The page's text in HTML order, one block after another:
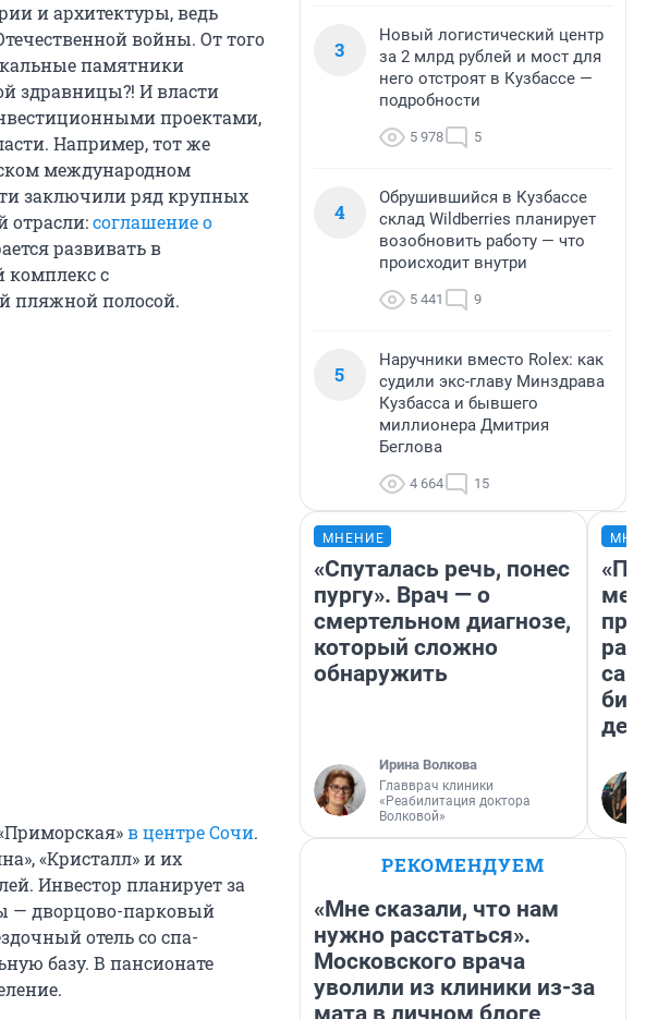
и архитектуры, ведь
войны. От того
памятники
здравницы?! И власти
проектами,
Например, тот же
международном
заключили ряд крупных
отрасли:соглашение о
развивать в
комплекс с
пляжной полосой.
в центре Сочи.
«Кристалл» и их
Инвестор планирует за
— дворцово-парковый
отель со спа-
базу. В пансионате
3
Новый логистический центр
за 2 млрд рублей и мост для
него отстроят в Кузбассе —
подробности
5 978 5
4
Обрушившийся в Кузбассе
склад Wildberries планирует
возобновить работу — что
происходит внутри
5 441 9
5
Наручники вместо Rolex: как
судили экс-главу Минздрава
Кузбасса и бывшего
миллионера Дмитрия
Беглова
4 664 15
МНЕНИЕ
«Спуталась речь, понес
пургу». Врач — о
смертельном диагнозе,
который сложно
обнаружить
Ирина Волкова
Главврач клиники
«Реабилитация доктора
Волковой»
РЕКОМЕНДУЕМ
«Мне сказали, что нам
нужно расстаться».
Московского врача
уволили из клиники из-за
мата в личном блоге